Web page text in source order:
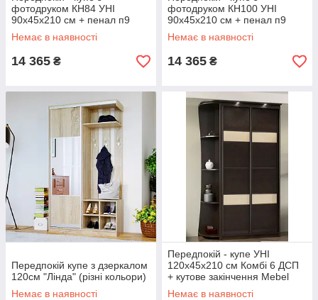
фотодруком КН84 УНІ
90х45х210 см + пенал п9
60х45х210 см Mebel Star
Немає в наявності
14 365 ₴
фотодруком КН100 УНІ
90х45х210 см + пенал п9
60х45х210 см Mebel Star
Немає в наявності
14 365 ₴
Передпокій купе з дзеркалом
120см "Лінда" (різні кольори)
Немає в наявності
Передпокій - купе УНІ
120х45х210 см Комбі 6 ДСП
+ кутове закінчення Mebel
Star
Немає в наявності